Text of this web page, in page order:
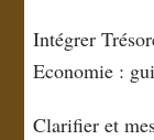
Intégrer
Economie :
Clarifier et